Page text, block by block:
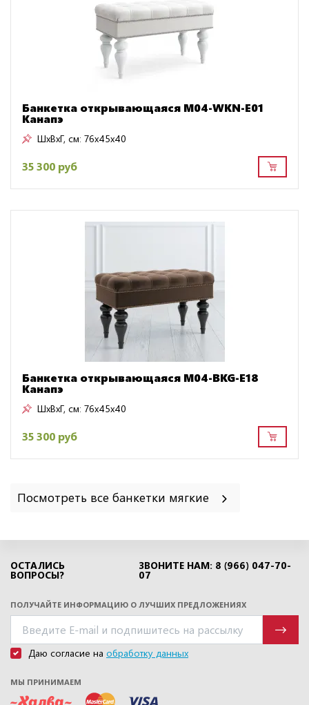
Банкетка открывающаяся M04-WKN-E01
Канапэ
ШxВxГ, см: 76x45x40
35 300 руб
Банкетка открывающаяся M04-BKG-E18
Канапэ
ШxВxГ, см: 76x45x40
35 300 руб
Посмотреть все банкетки мягкие
ОСТАЛИСЬ
ВОПРОСЫ?
ЗВОНИТЕ НАМ: 8 (966) 047-70-
07
ПОЛУЧАЙТЕ ИНФОРМАЦИЮ О ЛУЧШИХ ПРЕДЛОЖЕНИЯХ
Даю согласие на обработку данных
МЫ ПРИНИМАЕМ